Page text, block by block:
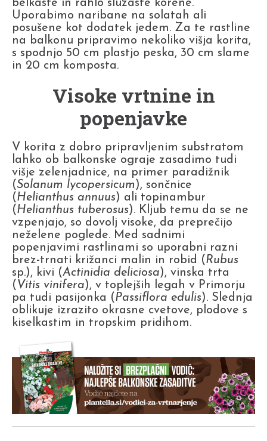
belkaste in rahlo sluzaste korene.
Uporabimo naribane na solatah ali
posušene kot dodatek jedem. Za te rastline
na balkonu pripravimo nekoliko višja korita,
s spodnjo 50 cm plastjo peska, 30 cm slame
in 20 cm komposta.
Visoke vrtnine in
popenjavke
V korita z dobro pripravljenim substratom
lahko ob balkonske ograje zasadimo tudi
višje zelenjadnice, na primer paradižnik
(Solanum lycopersicum ), sončnice
(Helianthus annuus) ali topinambur
(Helianthus tuberosus). Kljub temu da se ne
vzpenjajo, so dovolj visoke, da preprečijo
neželene poglede. Med sadnimi
popenjavimi rastlinami so uporabni razni
brez-trnati križanci malin in robid (Rubus
sp.), kivi (Actinidia deliciosa), vinska trta
( Vitis vinifera), v toplejših legah v Primorju
pa tudi pasijonka (Passiflora edulis). Slednja
oblikuje izrazito okrasne cvetove, plodove s
kiselkastim in tropskim pridihom.